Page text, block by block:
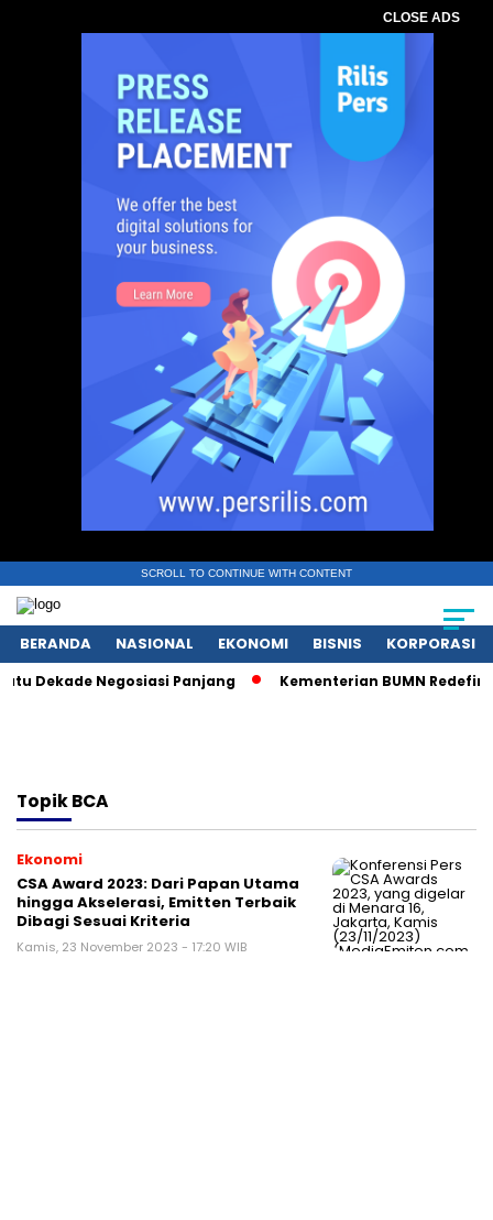
CLOSE ADS
SCROLL TO CONTINUE WITH CONTENT
BERANDA NASIONAL EKONOMI BISNIS KORPORASI
Dekade Negosiasi Panjang Kementerian BUMN
TopikBCA
Ekonomi
CSA Award 2023: Dari Papan Utama
hingga Akselerasi, Emitten Terbaik
Dibagi Sesuai Kriteria
Kamis, 23 November 2023 - 17:20 WIB